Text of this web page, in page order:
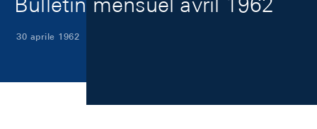
30 aprile 1962